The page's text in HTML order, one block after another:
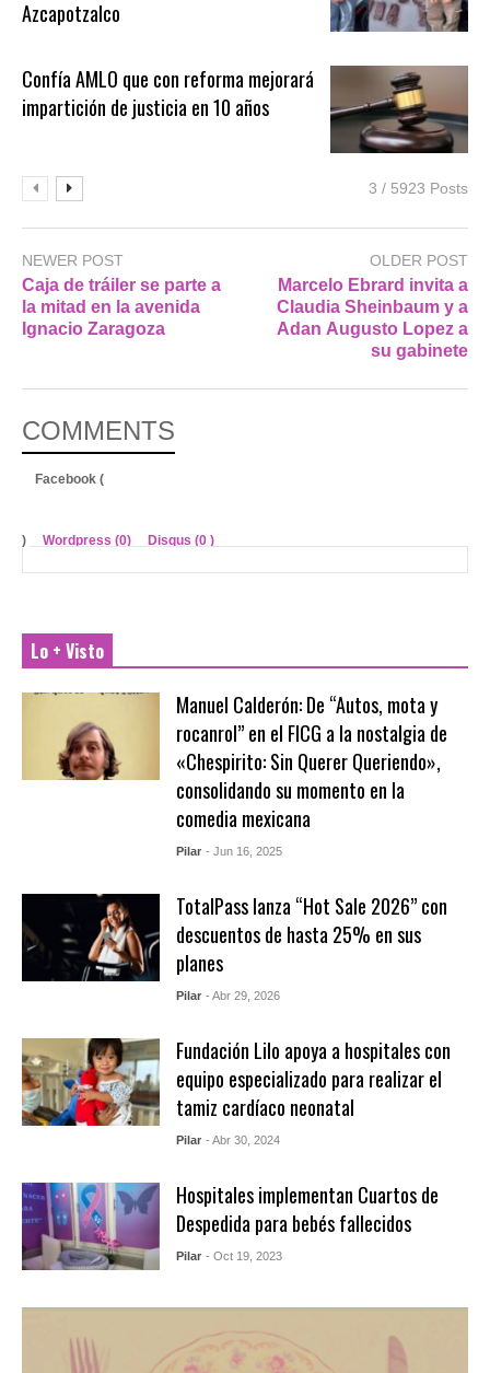
Azcapotzalco
Confía AMLO que con reforma mejorará
impartición de justicia en 10 años
3 / 5923 Posts
NEWER POST
Caja de tráiler se parte a
la mitad en la avenida
Ignacio Zaragoza
OLDER POST
Marcelo Ebrard invita a
Claudia Sheinbaum y a
Adan Augusto Lopez a
su gabinete
COMMENTS
Facebook (
) Wordpress (0) Disqus (0 )
Lo + Visto
Manuel Calderón: De “Autos, mota y
rocanrol” en el FICG a la nostalgia de
«Chespirito: Sin Querer Queriendo»,
consolidando su momento en la
comedia mexicana
Pilar - Jun 16, 2025
TotalPass lanza “Hot Sale 2026” con
descuentos de hasta 25% en sus
planes
Pilar - Abr 29, 2026
Fundación Lilo apoya a hospitales con
equipo especializado para realizar el
tamiz cardíaco neonatal
Pilar - Abr 30, 2024
Hospitales implementan Cuartos de
Despedida para bebés fallecidos
Pilar - Oct 19, 2023